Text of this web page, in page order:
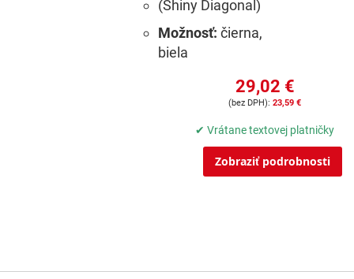
(Shiny Diagonal)
Možnosť: čierna,
biela
29,02 €
23,59 €
✔ Vrátane textovej platničky
Zobraziť podrobnosti